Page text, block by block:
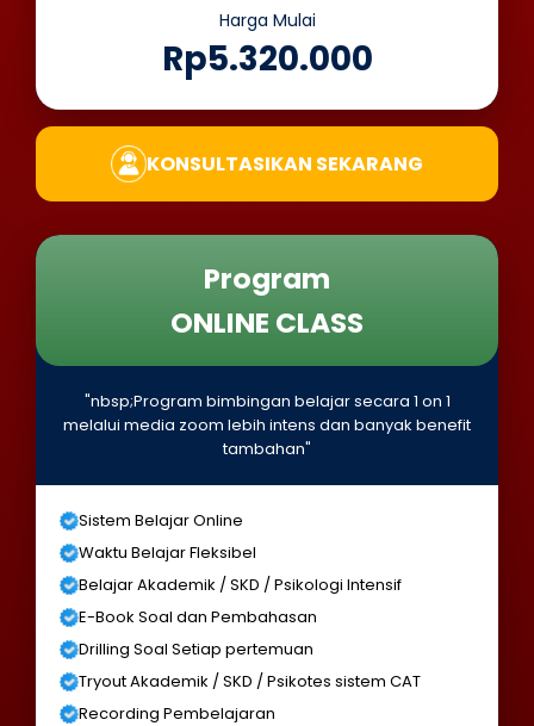
Harga Mulai
Rp5.320.000
KONSULTASIKAN SEKARANG
Program
ONLINE CLASS
"nbsp;Program bimbingan belajar secara 1 on 1
melalui media zoom lebih intens dan banyak benefit
tambahan"
Sistem Belajar Online
Waktu Belajar Fleksibel
Belajar Akademik / SKD / Psikologi Intensif
E-Book Soal dan Pembahasan
Drilling Soal Setiap pertemuan
Tryout Akademik / SKD / Psikotes sistem CAT
Recording Pembelajaran